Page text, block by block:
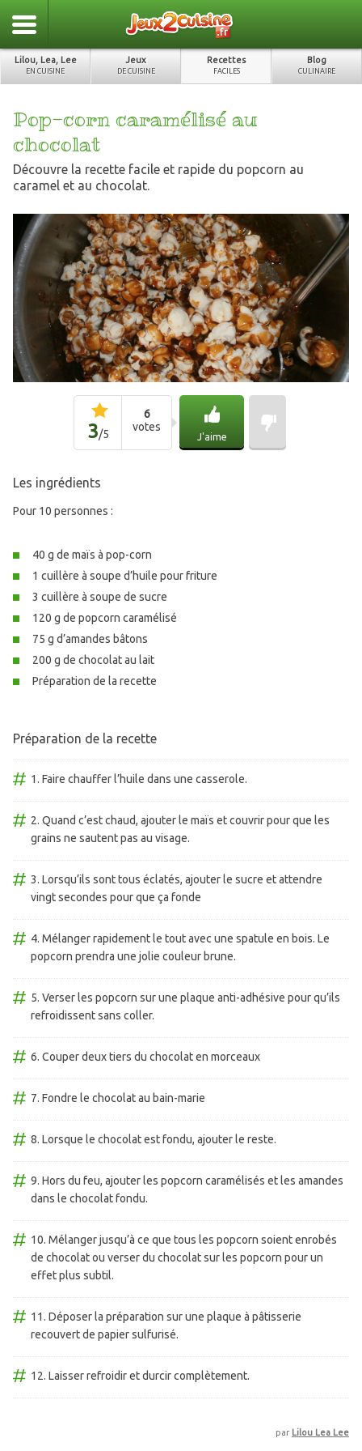
Lilou, Lea, Lee
EN CUISINE
Jeux
DE CUISINE
Recettes
FACILES
Blog
CULINAIRE
Pop-corn caramélisé au
chocolat
Découvre la recette facile et rapide du popcorn au
caramel et au chocolat.
3/5
6
votes
J'aime
Les ingrédients
Pour 10 personnes :
40 g de maïs à pop-corn
1 cuillère à soupe d’huile pour friture
3 cuillère à soupe de sucre
120 g de popcorn caramélisé
75 g d’amandes bâtons
200 g de chocolat au lait
Préparation de la recette
Préparation de la recette
Faire chauffer l’huile dans une casserole.
Quand c’est chaud, ajouter le maïs et couvrir pour que les
grains ne sautent pas au visage.
Lorsqu’ils sont tous éclatés, ajouter le sucre et attendre
vingt secondes pour que ça fonde
Mélanger rapidement le tout avec une spatule en bois. Le
popcorn prendra une jolie couleur brune.
Verser les popcorn sur une plaque anti-adhésive pour qu’ils
refroidissent sans coller.
Couper deux tiers du chocolat en morceaux
Fondre le chocolat au bain-marie
Lorsque le chocolat est fondu, ajouter le reste.
Hors du feu, ajouter les popcorn caramélisés et les amandes
dans le chocolat fondu.
Mélanger jusqu’à ce que tous les popcorn soient enrobés
de chocolat ou verser du chocolat sur les popcorn pour un
effet plus subtil.
Déposer la préparation sur une plaque à pâtisserie
recouvert de papier sulfurisé.
Laisser refroidir et durcir complètement.
par Lilou Lea Lee